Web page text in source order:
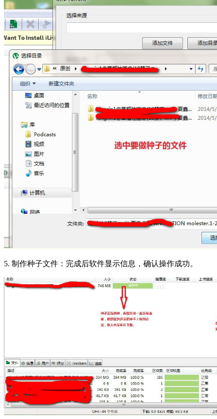
5. 制作种子文件：完成后软件显示信息，确认操作成功。